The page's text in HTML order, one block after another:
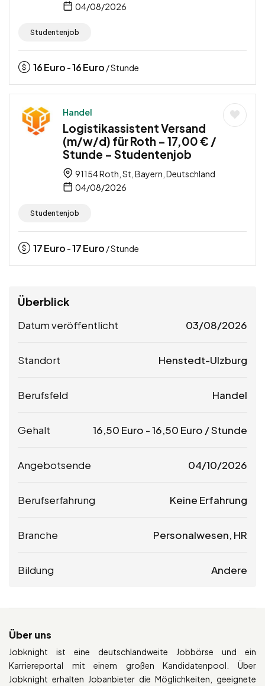
04/08/2026
Studentenjob
16Euro -16Euro / Stunde
Handel
Logistikassistent Versand
(m/w/d) für Roth – 17,00 € /
Stunde – Studentenjob
91154 Roth, St, Bayern, Deutschland
04/08/2026
Studentenjob
17Euro -17Euro / Stunde
Überblick
Datum veröffentlicht 03/08/2026
Standort Henstedt-Ulzburg
Berufsfeld Handel
Gehalt 16,50 Euro -16,50 Euro / Stunde
Angebotsende 04/10/2026
Berufserfahrung Keine Erfahrung
Branche Personalwesen, HR
Bildung Andere
Über uns
Jobknight ist eine deutschlandweite Jobbörse und ein
Karriereportal mit einem großen Kandidatenpool. Über
Jobknight erhalten Jobanbieter die Möglichkeiten, geeignete